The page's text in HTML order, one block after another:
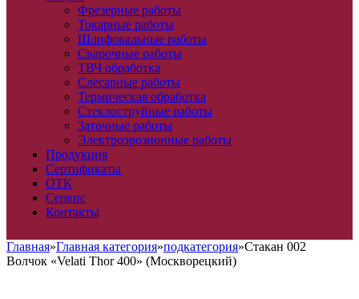
Фрезерные работы
Токарные работы
Шлифовальные работы
Сварочные работы
ТВЧ обработка
Слесарные работы
Термическая обработка
Стеклоструйные работы
Заточные работы
Электроэрозионные работы
Продукция
Сертификаты
ОТК
Сервис
Контакты
Главная»Главная категория»подкатегория»Стакан 002
Волчок «Velati Thor 400» (Москворецкий)